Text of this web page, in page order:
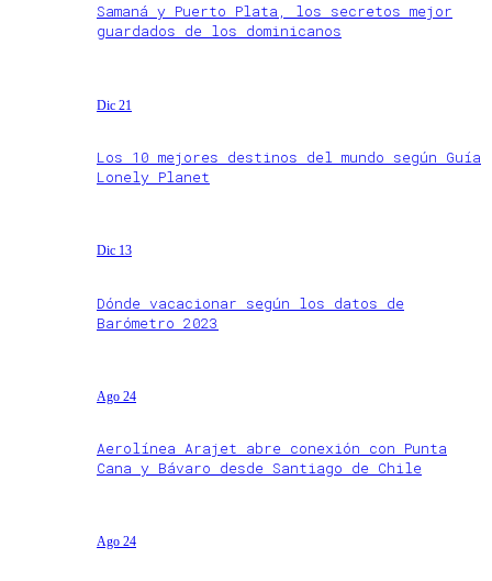
Samaná y Puerto Plata, los secretos mejor
guardados de los dominicanos
Dic 21
Los 10 mejores destinos del mundo según Guía
Lonely Planet
Dic 13
Dónde vacacionar según los datos de
Barómetro 2023
Ago 24
Aerolínea Arajet abre conexión con Punta
Cana y Bávaro desde Santiago de Chile
Ago 24